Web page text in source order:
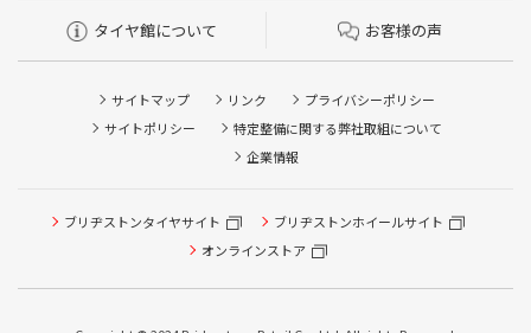
タイヤ館について お客様の声
サイトマップ リンク
プライバシーポリシー
サイトポリシー
特定整備に関する弊社取組について
企業情報
ブリヂストンタイヤサイト
ブリヂストンホイールサイト
オンラインストア
タイヤ点検・安全点検/タイヤ履き替え/オイル交換/その他
ピット作業の予約